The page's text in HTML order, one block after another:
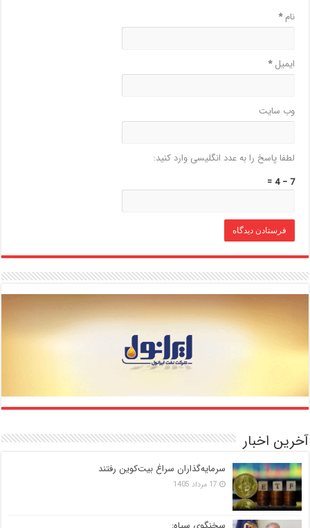
نام*
ایمیل*
وب‌ سایت
لطفا پاسخ را به عدد انگلیسی وارد کنید:
7 − 4 =
آخرین اخبار
سرمایه‌گذاران سراغ بیت‌کوین رفتند
17 مرداد 1405